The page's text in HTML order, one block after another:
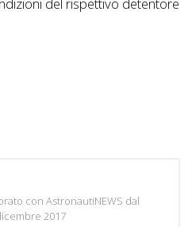
con AstronautiNEWS dal
2017